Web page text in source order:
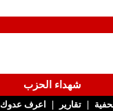
شهداء الحزب
| تقارير | اعرف عدوك